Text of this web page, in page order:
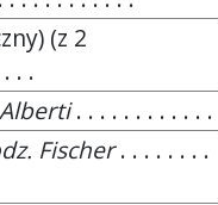
(z 2
. .
. . . . . . . . . . . .
Fischer. . . . . . . .